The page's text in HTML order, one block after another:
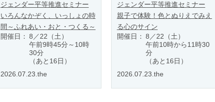
ジェンダー平等推進セミナー
いろんなかぞく、いっしょの時
間～ふれあい・おと・つくる～
開催日： 8／22（土）
午前9時45分～10時
30分
（あと16日）
2026.07.23.the
ジェンダー平等推進セミナー
親子で体験！色とぬりえでみえ
る心のサイン
開催日： 8／22（土）
午前10時から11時30
分
（あと16日）
2026.07.23.the